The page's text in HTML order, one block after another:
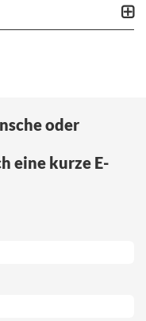
oder
eine kurze E-